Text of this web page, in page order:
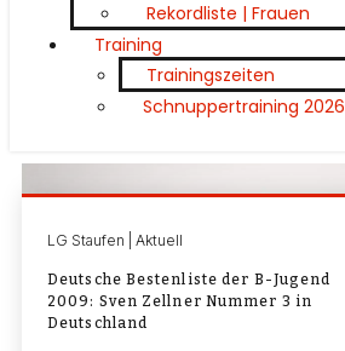
Rekordliste | Frauen
Training
Trainingszeiten
Schnuppertraining 2026
LG Staufen | Aktuell
Deutsche Bestenliste der B-Jugend
2009: Sven Zellner Nummer 3 in
Deutschland